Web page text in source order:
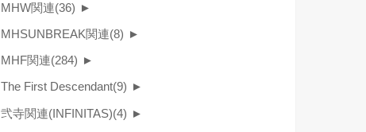
MHW関連(36) ►
MHSUNBREAK関連(8) ►
MHF関連(284) ►
The First Descendant(9) ►
弐寺関連(INFINITAS)(4) ►